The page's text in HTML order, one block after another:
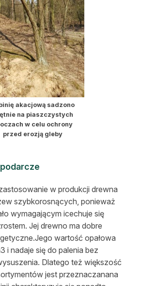
akacjową sadzono
na piaszczystych
w celu ochrony
przed erozją gleby
w produkcji drewna
szybkorosnących, ponieważ
wymagającym icechuje się
Jej drewno ma dobre
wartość opałowa
i nadaje się do palenia bez
Dlatego też większość
jest przeznaczanana